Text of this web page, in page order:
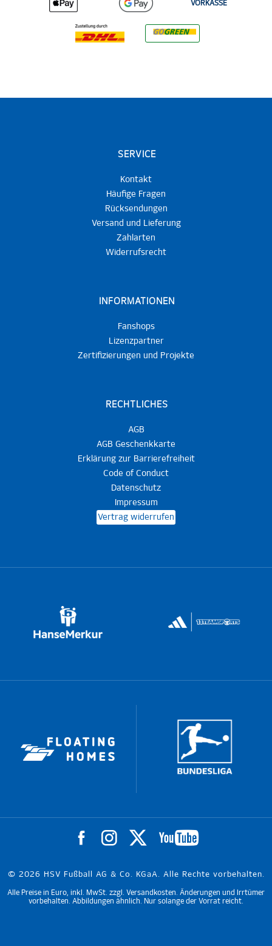
VORKASSE
SERVICE
Kontakt
Häufige Fragen
Rücksendungen
Versand und Lieferung
Zahlarten
Widerrufsrecht
INFORMATIONEN
Fanshops
Lizenzpartner
Zertifizierungen und Projekte
RECHTLICHES
AGB
AGB Geschenkkarte
Erklärung zur Barrierefreiheit
Code of Conduct
Datenschutz
Impressum
Vertrag widerrufen
© 2026 HSV Fußball AG & Co. KGaA. Alle Rechte vorbehalten.
Alle Preise in Euro, inkl. MwSt. zzgl. Versandkosten. Änderungen und Irrtümer
vorbehalten. Abbildungen ähnlich. Nur solange der Vorrat reicht.